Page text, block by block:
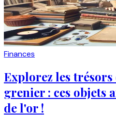
Finances
Explorez les trésors
grenier : ces objets
de l'or !